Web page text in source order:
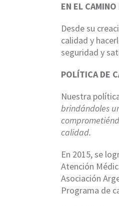
EN EL
Desde su
calidad y
seguridad y
POLÍTICA DE
Nuestra
brindándoles
calidad.
En 2015, se
Atención
Asociación
Programa de